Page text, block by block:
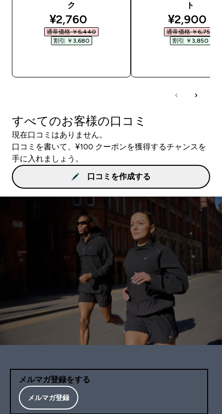
ク
discounted price
¥2,760‎
通常価格 ￥6,440‎
割引 ￥3,680‎
ト
¥2,900‎
通常価格 ￥6,750‎
割引 ￥3,850‎
すべてのお客様の口コミ
現在口コミはありません。
口コミを書いて、¥100 クーポンを獲得するチャンスを
手に入れましょう。
口コミを作成する
メルマガ登録をする
メルマガ登録